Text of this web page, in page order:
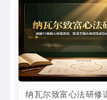
纳瓦尔致富心法研修